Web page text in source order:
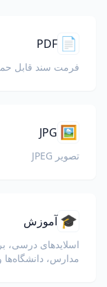
📄
PDF
فرمت سند قابل
🖼️
JPG
تصویر JPEG
🎓 آموزش
اسلایدهای درسی،
مدارس،